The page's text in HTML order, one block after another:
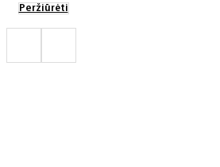
Peržiūrėti